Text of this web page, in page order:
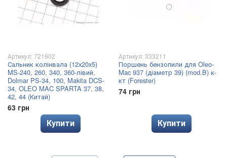
Артикул: 721902
Сальник колінвала (12x20x5)
MS-240, 260, 340, 360-лівий,
Dolmar PS-34, 100, Makita DCS-
34, OLEO MAC SPARTA 37, 38,
42, 44 (Китай)
63 грн
Купити
Артикул: 333211
Поршень бензопили для Oleo-
Mac 937 (діаметр 39) (mod.B) к-
кт (Forester)
74 грн
Купити